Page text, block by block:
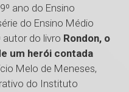
ano do Ensino
do Ensino Médio
autor do livro Rondon, o
um herói contada
Melo de Meneses,
do Instituto